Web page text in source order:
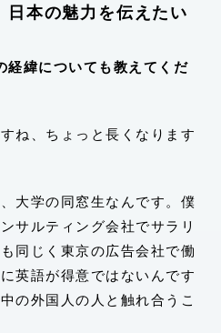
日本の魅力を伝えたい
緯についても教えてくだ
ね、ちょっと長くなります
大学の同窓生なんです。僕
サルティング会社でサラリ
同じく東京の広告会社で働
英語が得意ではないんです
の外国人の人と触れ合うこ